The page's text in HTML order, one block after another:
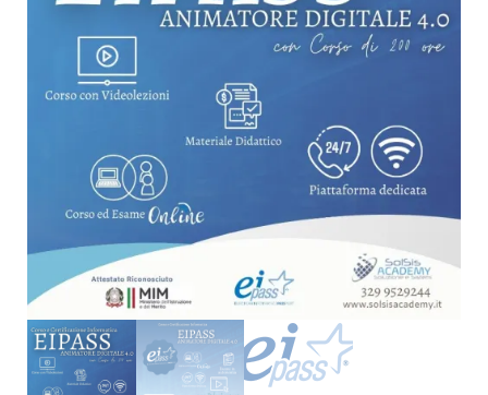
VIDEOLEZIONI MANAGER CON
VIDEOLEZIONI